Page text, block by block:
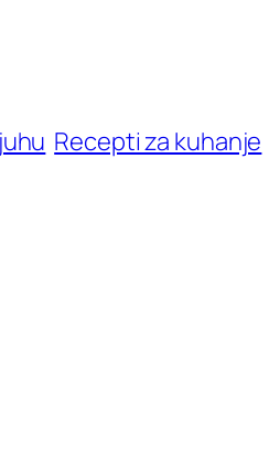
Recepti za kuhanje